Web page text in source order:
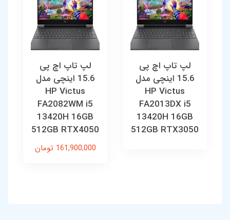
لپ تاپ اچ پی
15.6 اینچی مدل
HP Victus
FA2013DX i5
13420H 16GB
512GB RTX3050
لپ تاپ اچ پی
15.6 اینچی مدل
HP Victus
FA2082WM i5
13420H 16GB
512GB RTX4050
161,900,000 تومان